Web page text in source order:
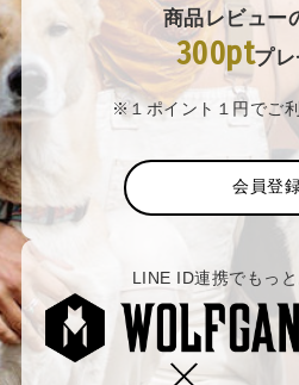
商品レビュー
300ptプレ
※１ポイント１円でご
会員登
LINE ID連携でもっ